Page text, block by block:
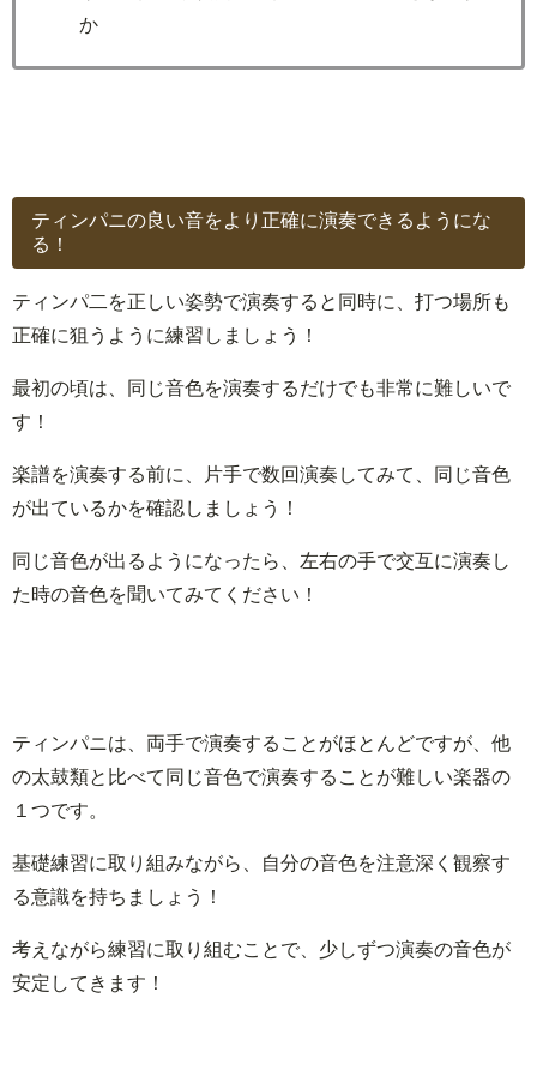
か
ティンパニの良い音をより正確に演奏できるようにな
る！
ティンパ二を正しい姿勢で演奏すると同時に、打つ場所も
正確に狙うように練習しましょう！
最初の頃は、同じ音色を演奏するだけでも非常に難しいで
す！
楽譜を演奏する前に、片手で数回演奏してみて、同じ音色
が出ているかを確認しましょう！
同じ音色が出るようになったら、左右の手で交互に演奏し
た時の音色を聞いてみてください！
ティンパニは、両手で演奏することがほとんどですが、他
の太鼓類と比べて同じ音色で演奏することが難しい楽器の
１つです。
基礎練習に取り組みながら、自分の音色を注意深く観察す
る意識を持ちましょう！
考えながら練習に取り組むことで、少しずつ演奏の音色が
安定してきます！